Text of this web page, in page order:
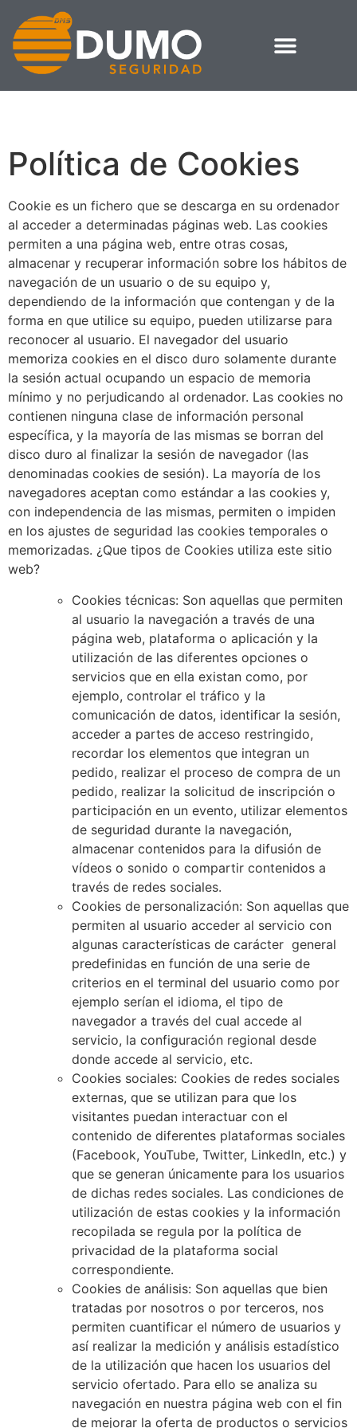
Política de Cookies
Cookie es un fichero que se descarga en su ordenador
al acceder a determinadas páginas web. Las cookies
permiten a una página web, entre otras cosas,
almacenar y recuperar información sobre los hábitos de
navegación de un usuario o de su equipo y,
dependiendo de la información que contengan y de la
forma en que utilice su equipo, pueden utilizarse para
reconocer al usuario. El navegador del usuario
memoriza cookies en el disco duro solamente durante
la sesión actual ocupando un espacio de memoria
mínimo y no perjudicando al ordenador. Las cookies no
contienen ninguna clase de información personal
específica, y la mayoría de las mismas se borran del
disco duro al finalizar la sesión de navegador (las
denominadas cookies de sesión). La mayoría de los
navegadores aceptan como estándar a las cookies y,
con independencia de las mismas, permiten o impiden
en los ajustes de seguridad las cookies temporales o
memorizadas. ¿Que tipos de Cookies utiliza este sitio
web?
Cookies técnicas: Son aquellas que permiten
al usuario la navegación a través de una
página web, plataforma o aplicación y la
utilización de las diferentes opciones o
servicios que en ella existan como, por
ejemplo, controlar el tráfico y la
comunicación de datos, identificar la sesión,
acceder a partes de acceso restringido,
recordar los elementos que integran un
pedido, realizar el proceso de compra de un
pedido, realizar la solicitud de inscripción o
participación en un evento, utilizar elementos
de seguridad durante la navegación,
almacenar contenidos para la difusión de
vídeos o sonido o compartir contenidos a
través de redes sociales.
Cookies de personalización: Son aquellas que
permiten al usuario acceder al servicio con
algunas características de carácter general
predefinidas en función de una serie de
criterios en el terminal del usuario como por
ejemplo serían el idioma, el tipo de
navegador a través del cual accede al
servicio, la configuración regional desde
donde accede al servicio, etc.
Cookies sociales: Cookies de redes sociales
externas, que se utilizan para que los
visitantes puedan interactuar con el
contenido de diferentes plataformas sociales
(Facebook, YouTube, Twitter, LinkedIn, etc.) y
que se generan únicamente para los usuarios
de dichas redes sociales. Las condiciones de
utilización de estas cookies y la información
recopilada se regula por la política de
privacidad de la plataforma social
correspondiente.
Cookies de análisis: Son aquellas que bien
tratadas por nosotros o por terceros, nos
permiten cuantificar el número de usuarios y
así realizar la medición y análisis estadístico
de la utilización que hacen los usuarios del
servicio ofertado. Para ello se analiza su
navegación en nuestra página web con el fin
de mejorar la oferta de productos o servicios